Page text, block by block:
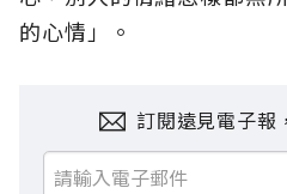
的心情」。
訂閱遠見電子報